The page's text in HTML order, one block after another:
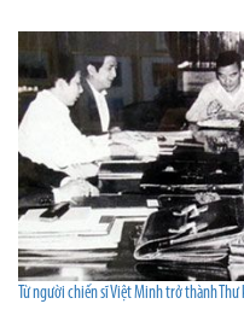
Từ người chiến sĩ Việt Minh trở thành